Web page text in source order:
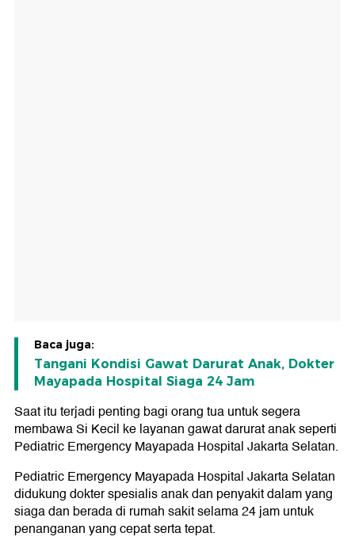
Baca juga:
Tangani Kondisi Gawat Darurat Anak, Dokter
Mayapada Hospital Siaga 24 Jam
Saat itu terjadi penting bagi orang tua untuk segera
membawa Si Kecil ke layanan gawat darurat anak seperti
Pediatric Emergency Mayapada Hospital Jakarta Selatan.
Pediatric Emergency Mayapada Hospital Jakarta Selatan
didukung dokter spesialis anak dan penyakit dalam yang
siaga dan berada di rumah sakit selama 24 jam untuk
penanganan yang cepat serta tepat.